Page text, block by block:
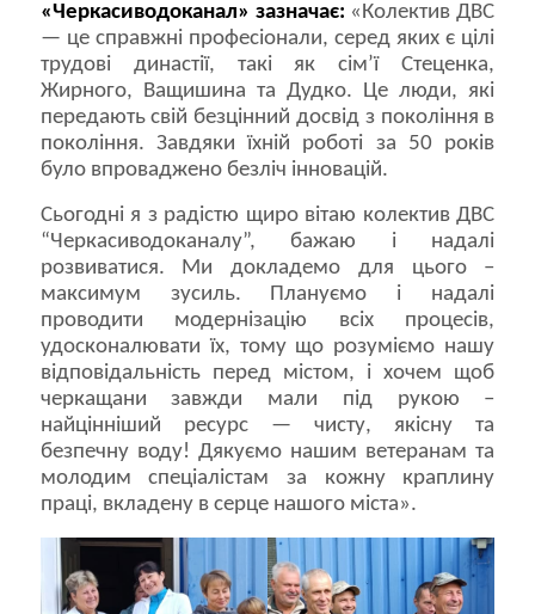
«Черкасиводоканал» зазначає: «Колектив ДВС
— це справжні професіонали, серед яких є цілі
трудові династії, такі як сім’ї Стеценка,
Жирного, Ващишина та Дудко. Це люди, які
передають свій безцінний досвід з покоління в
покоління. Завдяки їхній роботі за 50 років
було впроваджено безліч інновацій.
Сьогодні я з радістю щиро вітаю колектив ДВС
“Черкасиводоканалу”, бажаю і надалі
розвиватися. Ми докладемо для цього –
максимум зусиль. Плануємо і надалі
проводити модернізацію всіх процесів,
удосконалювати їх, тому що розуміємо нашу
відповідальність перед містом, і хочем щоб
черкащани завжди мали під рукою –
найцінніший ресурс — чисту, якісну та
безпечну воду! Дякуємо нашим ветеранам та
молодим спеціалістам за кожну краплину
праці, вкладену в серце нашого міста».